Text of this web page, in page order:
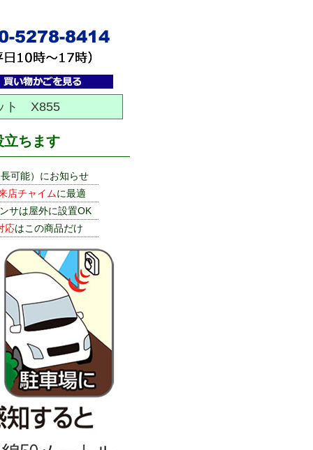
ト X855
立ちます
可能）にお知らせ
店チャイムに最適
サは屋外に設置OK
応はこの商品だけ